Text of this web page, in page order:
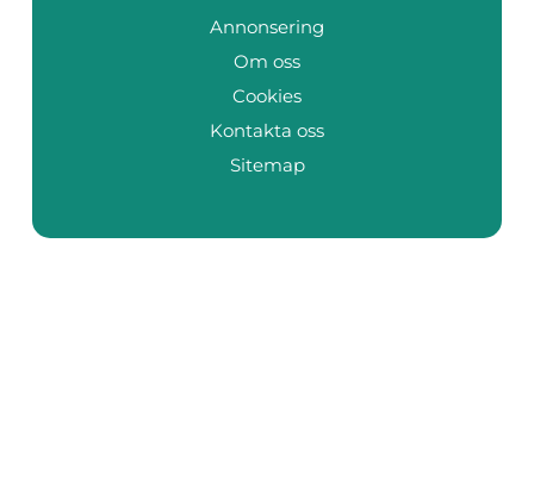
Annonsering
Om oss
Cookies
Kontakta oss
Sitemap